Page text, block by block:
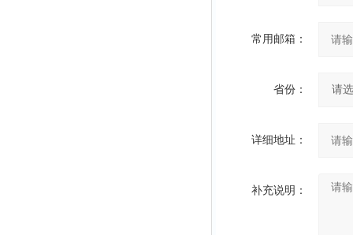
常用邮箱：
省份：
详细地址：
补充说明：